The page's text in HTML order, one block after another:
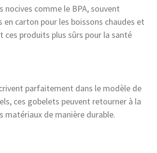
comme le BPA, souvent
carton pour les boissons chaudes et
produits plus sûrs pour la santé
parfaitement dans le modèle de
ces gobelets peuvent retourner à la
matériaux de manière durable.